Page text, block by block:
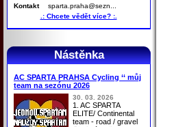
Kontakt
sparta.praha@sezn...
.: Chcete vědět více? :.
Nástěnka
AC SPARTA PRAHSA Cycling ‘‘ můj
team na sezónu 2026
30. 03. 2026
1. AC SPARTA
ELITE/ Continental
team - road / gravel